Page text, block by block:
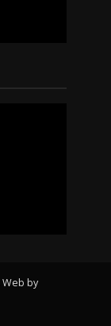
Web by